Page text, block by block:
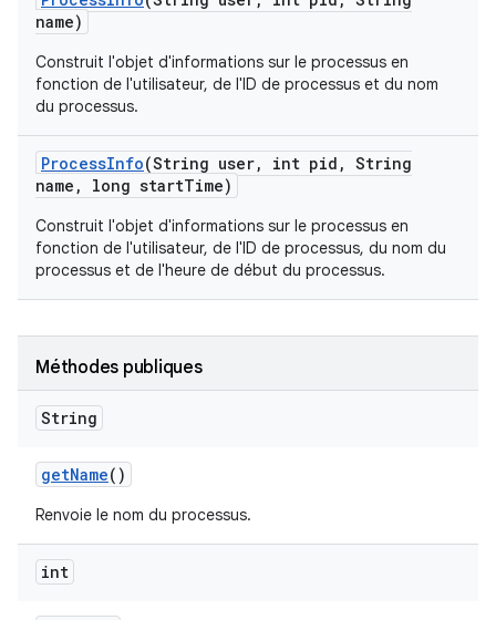
name)
Construit l'objet d'informations sur le processus en
fonction de l'utilisateur, de l'ID de processus et du nom
du processus.
ProcessInfo(String user, int pid , String
name , long startTime)
Construit l'objet d'informations sur le processus en
fonction de l'utilisateur, de l'ID de processus, du nom du
processus et de l'heure de début du processus.
Méthodes publiques
String
getName()
Renvoie le nom du processus.
int